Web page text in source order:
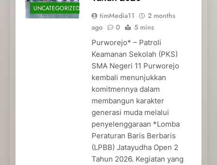
UNCATEGORIZED
timMedia11
2 months
ago
0 5 mins
Purworejo* – Patroli
Keamanan Sekolah (PKS)
SMA Negeri 11 Purworejo
kembali menunjukkan
komitmennya dalam
membangun karakter
generasi muda melalui
penyelenggaraan *Lomba
Peraturan Baris Berbaris
(LPBB) Jatayudha Open 2
Tahun 2026. Kegiatan yang